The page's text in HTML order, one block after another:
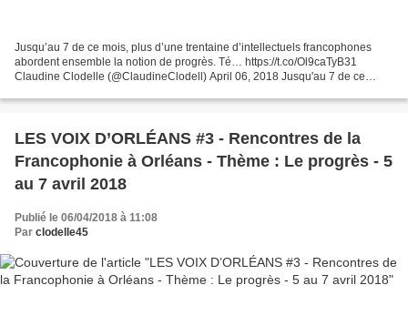
Jusqu’au 7 de ce mois, plus d’une trentaine d’intellectuels francophones
abordent ensemble la notion de progrès. Té… https://t.co/Ol9caTyB31
Claudine Clodelle (@ClaudineClodell) April 06, 2018 Jusqu'au 7 de ce
LES VOIX D’ORLÉANS #3 - Rencontres de la
Francophonie à Orléans - Thème : Le progrès - 5
au 7 avril 2018
Publié le 06/04/2018 à 11:08
Par clodelle45